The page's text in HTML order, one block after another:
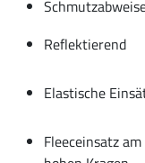
Reflektierend
Elastische
Fleeceinsatz am